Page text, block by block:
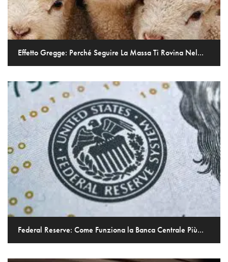
Effetto Gregge: Perché Seguire La Massa Ti Rovina Nel...
Federal Reserve: Come Funziona la Banca Centrale Più...